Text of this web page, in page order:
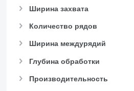
Ширина захвата
Количество рядов
Ширина междурядий
Глубина обработки
Производительность